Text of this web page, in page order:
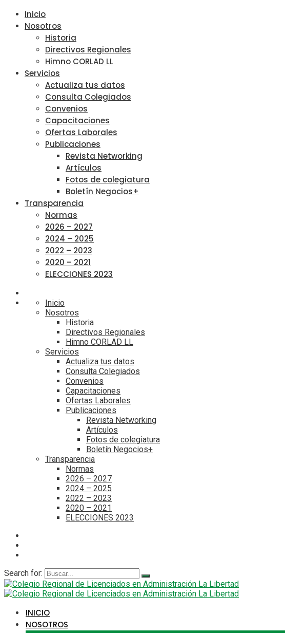
Inicio
Nosotros
Historia
Directivos Regionales
Himno CORLAD LL
Servicios
Actualiza tus datos
Consulta Colegiados
Convenios
Capacitaciones
Ofertas Laborales
Publicaciones
Revista Networking
Artículos
Fotos de colegiatura
Boletín Negocios+
Transparencia
Normas
2026 – 2027
2024 – 2025
2022 – 2023
2020 – 2021
ELECCIONES 2023
Inicio
Nosotros
Historia
Directivos Regionales
Himno CORLAD LL
Servicios
Actualiza tus datos
Consulta Colegiados
Convenios
Capacitaciones
Ofertas Laborales
Publicaciones
Revista Networking
Artículos
Fotos de colegiatura
Boletín Negocios+
Transparencia
Normas
2026 – 2027
2024 – 2025
2022 – 2023
2020 – 2021
ELECCIONES 2023
Search for:
INICIO
NOSOTROS